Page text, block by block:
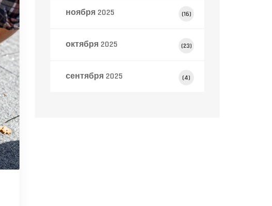
ноября 2025 (16)
октября 2025 (23)
сентября 2025 (4)